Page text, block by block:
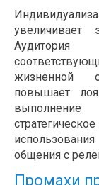
увеличивает
жизненной
повышает
выполнение
общения с
Промахи